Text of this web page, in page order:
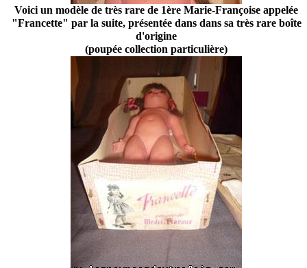
Voici un modèle de très rare de 1ère Marie-Françoise appelée
"Francette" par la suite, présentée dans dans sa très rare boîte
d'origine
(poupée collection particulière)